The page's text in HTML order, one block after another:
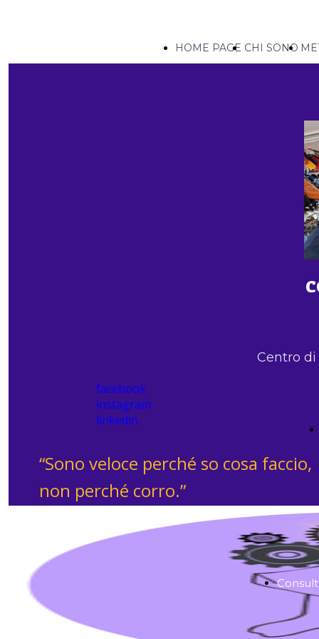
HOME PAGE CHI SONO
Centro
facebook
instagram
linkedin
“Sono veloce perché so cosa faccio,
non perché corro.”